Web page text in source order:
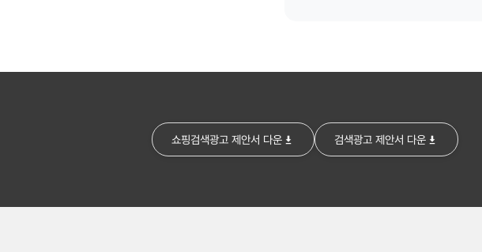
쇼핑검색광고 제안서 다운 검색광고 제안서 다운